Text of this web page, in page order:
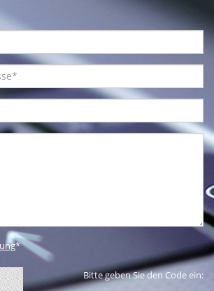
*
Bitte geben Sie den Code ein: